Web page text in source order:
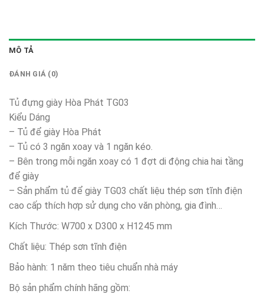
MÔ TẢ
ĐÁNH GIÁ (0)
Tủ đựng giày Hòa Phát TG03
Kiểu Dáng
– Tủ để giày Hòa Phát
– Tủ có 3 ngăn xoay và 1 ngăn kéo.
– Bên trong mỗi ngăn xoay có 1 đợt di động chia hai tầng
để giày
– Sản phẩm tủ để giày TG03 chất liệu thép sơn tĩnh điện
cao cấp thích hợp sử dụng cho văn phòng, gia đình…
Kích Thước: W700 x D300 x H1245 mm
Chất liệu: Thép sơn tĩnh điện
Bảo hành: 1 năm theo tiêu chuẩn nhà máy
Bộ sản phẩm chính hãng gồm: